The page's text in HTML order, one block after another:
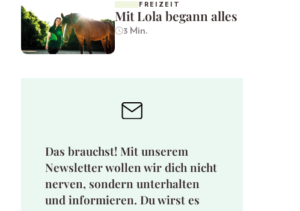
FREIZEIT
Mit Lola begann alles
3 Min.
Das brauchst! Mit unserem
Newsletter wollen wir dich nicht
nerven, sondern unterhalten
und informieren. Du wirst es